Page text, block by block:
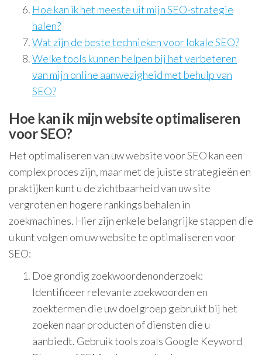
Hoe kan ik het meeste uit mijn SEO-strategie
halen?
Wat zijn de beste technieken voor lokale SEO?
Welke tools kunnen helpen bij het verbeteren
van mijn online aanwezigheid met behulp van
SEO?
Hoe kan ik mijn website optimaliseren
voor SEO?
Het optimaliseren van uw website voor SEO kan een
complex proces zijn, maar met de juiste strategieën en
praktijken kunt u de zichtbaarheid van uw site
vergroten en hogere rankings behalen in
zoekmachines. Hier zijn enkele belangrijke stappen die
u kunt volgen om uw website te optimaliseren voor
SEO:
Doe grondig zoekwoordenonderzoek:
Identificeer relevante zoekwoorden en
zoektermen die uw doelgroep gebruikt bij het
zoeken naar producten of diensten die u
aanbiedt. Gebruik tools zoals Google Keyword